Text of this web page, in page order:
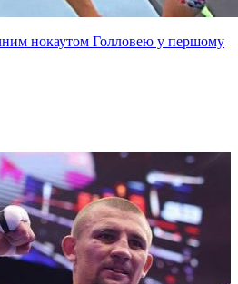
нокаутом Голловею у першому